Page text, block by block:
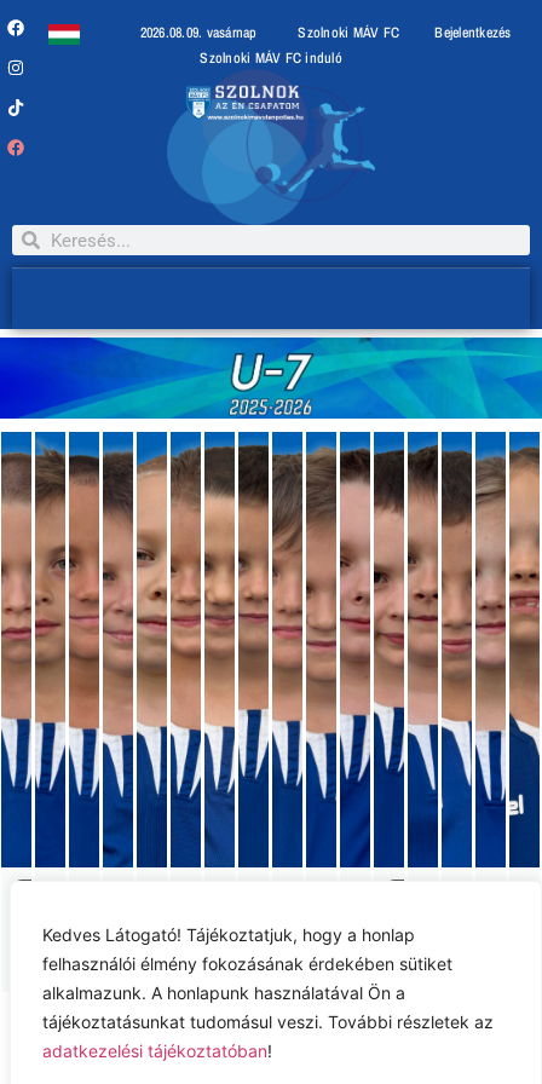
Kedves Látogató! Tájékoztatjuk, hogy a honlap
felhasználói élmény fokozásának érdekében sütiket
alkalmazunk. A honlapunk használatával Ön a
tájékoztatásunkat tudomásul veszi. További részletek az
adatkezelési tájékoztatóban!
2026.08.09. vasárnap Szolnoki MÁV FC
Bejelentkezés
Szolnoki MÁV FC induló
MERSE
LEVENTE
BERTA ÁRMINCSAVAJDA SÁNDOR
FEKETE VIKTOR ZOLTÁN
HAMAR BENCE ROLAND
HAMAR VIKTÓRIA
HUSZÁR BENJÁMIN
KONORKISS BENJÁMIN
LAPUSNYIK MILÁN
LÁSZLÓSMOLCZ
LEVENTE
Adatkezelési tájékoztató
Jog nyilatkozat